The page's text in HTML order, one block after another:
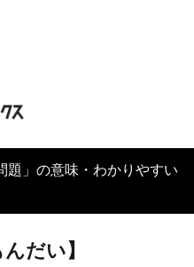
題」の意味・わかりやすい
だい】